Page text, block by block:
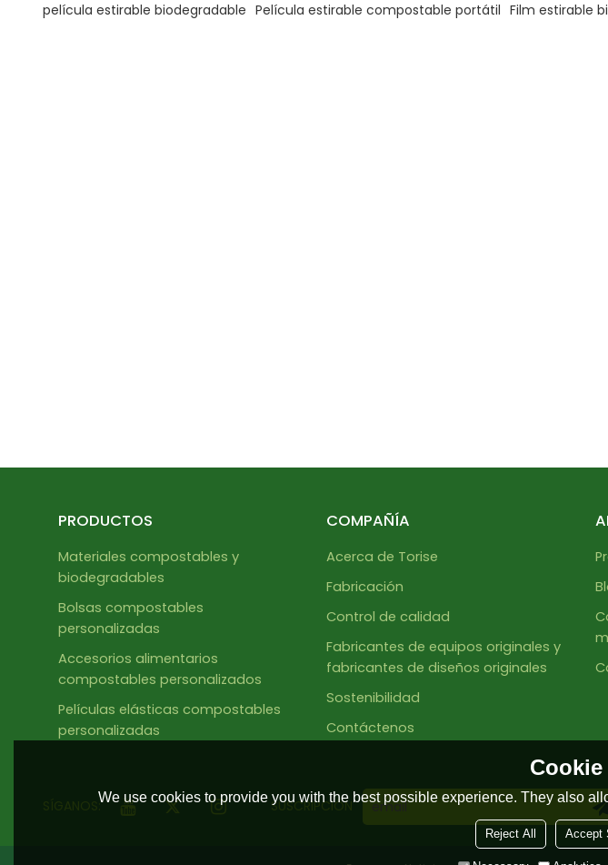
película estirable biodegradable Película estirable compostable portátil Film estirable
PRODUCTOS
Materiales compostables y
biodegradables
Bolsas compostables
personalizadas
Accesorios alimentarios
compostables personalizados
Películas elásticas compostables
personalizadas
COMPAÑÍA
Acerca de Torise
Fabricación
Control de calidad
Fabricantes de equipos originales y
fabricantes de diseños originales
Sostenibilidad
Contáctenos
SÍGANOS: SUSCRIPCIÓN
We use cookies to provide you with the best possible experience. They also
Reject All Accept